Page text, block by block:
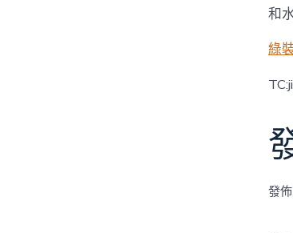
和
綠
發